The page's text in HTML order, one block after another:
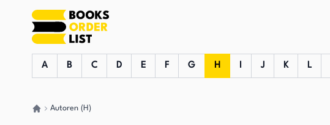
A B C D E F G H I J K L
Autoren (H)